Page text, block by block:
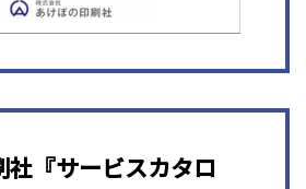
社『サービスカタロ